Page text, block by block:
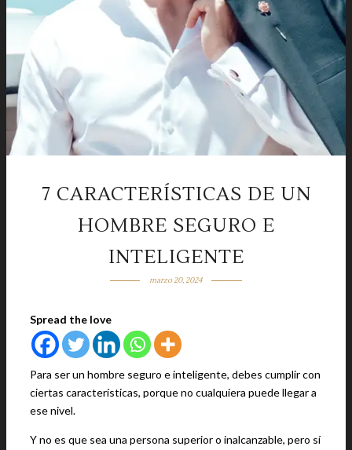
7 CARACTERÍSTICAS DE UN
HOMBRE SEGURO E
INTELIGENTE
marzo 20, 2024
Spread the love
Para ser un hombre seguro e inteligente, debes cumplir con
ciertas características, porque no cualquiera puede llegar a
ese nivel.
Y no es que sea una persona superior o inalcanzable, pero sí